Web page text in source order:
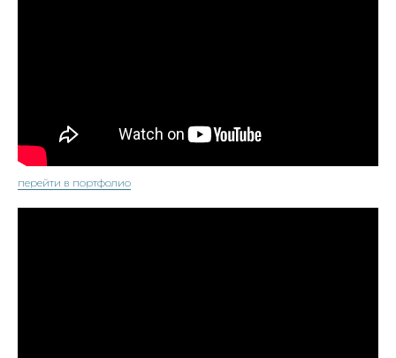
перейти в портфолио